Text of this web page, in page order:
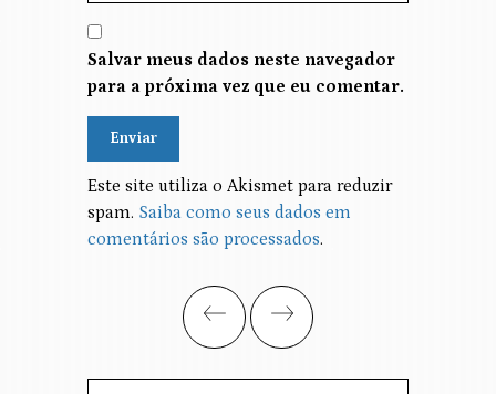
Salvar meus dados neste navegador
para a próxima vez que eu comentar.
Alternative:
Este site utiliza o Akismet para reduzir
spam. Saiba como seus dados em
comentários são processados.